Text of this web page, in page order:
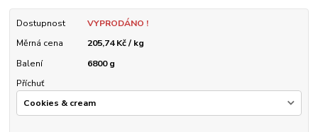
Dostupnost
VYPRODÁNO !
Měrná cena
205,74 Kč / kg
Balení
6800 g
Příchuť